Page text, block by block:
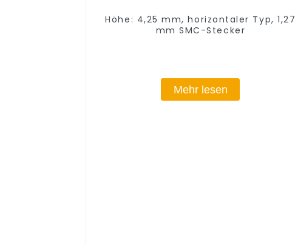
Höhe: 4,25 mm, horizontaler Typ, 1,27
mm SMC-Stecker
Mehr lesen